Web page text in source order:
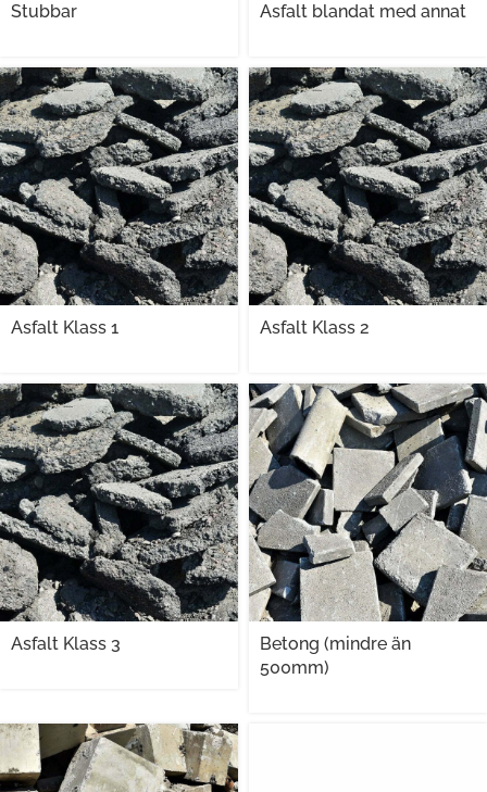
Stubbar Asfalt blandat med annat
Asfalt Klass 1 Asfalt Klass 2
Asfalt Klass 3
Betong (mindre än
500mm)